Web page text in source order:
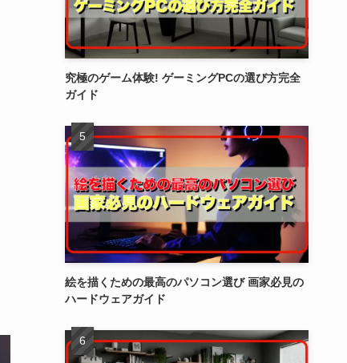
究極のゲーム体験! ゲーミングPCの選び方完全
ガイド
絵を描くための最高のパソコン選び 画家必見の
ハードウェアガイド